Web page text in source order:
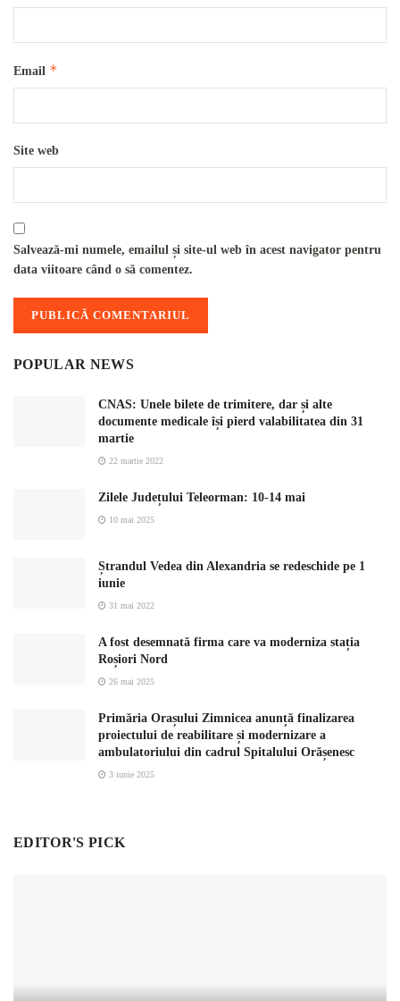
Email *
Site web
Salvează-mi numele, emailul și site-ul web în acest navigator pentru
data viitoare când o să comentez.
POPULAR NEWS
CNAS: Unele bilete de trimitere, dar și alte
documente medicale își pierd valabilitatea din 31
martie
22 martie 2022
Zilele Județului Teleorman: 10-14 mai
10 mai 2025
Ștrandul Vedea din Alexandria se redeschide pe 1
iunie
31 mai 2022
A fost desemnată firma care va moderniza stația
Roșiori Nord
26 mai 2025
Primăria Orașului Zimnicea anunță finalizarea
proiectului de reabilitare și modernizare a
ambulatoriului din cadrul Spitalului Orășenesc
3 iunie 2025
EDITOR'S PICK